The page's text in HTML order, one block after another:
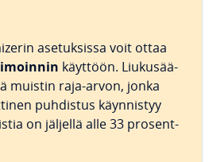
ase­tuk­sis­sa voit ottaa
käyttöön. Liu­kusää­
muistin raja-arvon, jonka
puhdistus käyn­nis­tyy
on jäljellä alle 33 pro­sent­